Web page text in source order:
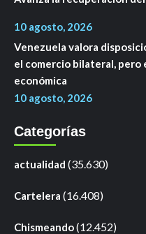
10 agosto, 2026
Venezuela valora
el comercio bilateral, pero
económica
10 agosto, 2026
Categorías
actualidad (35.630)
Cartelera (16.408)
Chismeando(12.452)